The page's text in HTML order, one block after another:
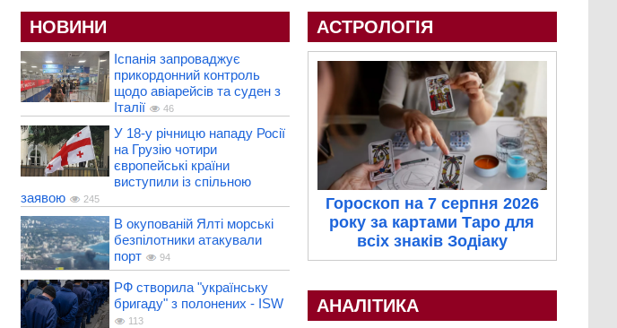
НОВИНИ
Іспанія запроваджує
прикордонний контроль
щодо авіарейсів та суден з
Італії
46
У 18-у річницю нападу Росії
на Грузію чотири
європейські країни
виступили із спільною
заявою
245
В окупованій Ялті морські
безпілотники атакували
порт
94
РФ створила "українську
бригаду" з полонених - ISW
113
АСТРОЛОГІЯ
Гороскоп на 7 серпня 2026
року за картами Таро для
всіх знаків Зодіаку
АНАЛІТИКА